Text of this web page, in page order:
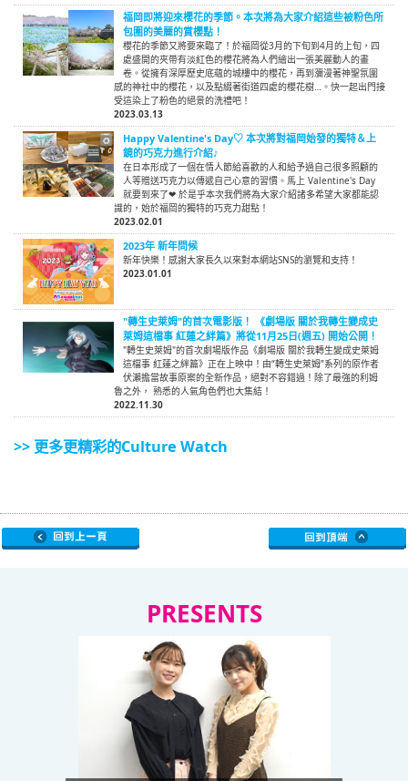
福岡即將迎來櫻花的季節。本次將為大家介紹這些被粉色所
包圍的美麗的賞櫻點！
櫻花的季節又將要來臨了！於福岡從3月的下旬到4月的上旬，四
處盛開的夾帶有淡紅色的櫻花將為人們繪出一張美麗動人的畫
卷。從擁有深厚歷史底蘊的城樓中的櫻花，再到瀰漫著神聖氛圍
感的神社中的櫻花，以及點綴著街道四處的櫻花樹…。快一起出門接
受這染上了粉色的絕景的洗禮吧！
2023.03.13
Happy Valentine's Day♡ 本次將對福岡始發的獨特＆上
鏡的巧克力進行介紹♪
在日本形成了一個在情人節給喜歡的人和給予過自己很多照顧的
人等贈送巧克力以傳遞自己心意的習慣。馬上 Valentine's Day
就要到來了❤ 於是乎本次我們將為大家介紹諸多希望大家都能認
識的，始於福岡的獨特的巧克力甜點！
2023.02.01
2023年 新年問候
新年快樂！感謝大家長久以來對本網站SNS的瀏覽和支持！
2023.01.01
"轉生史萊姆"的首次電影版！ 《劇場版 關於我轉生變成史
萊姆這檔事 紅蓮之絆篇》將從11月25日(週五) 開始公開！
"轉生史萊姆"的首次劇場版作品《劇場版 關於我轉生變成史萊姆
這檔事 紅蓮之絆篇》正在上映中！由“轉生史萊姆”系列的原作者
伏瀨擔當故事原案的全新作品，絕對不容錯過！除了最強的利姆
魯之外， 熟悉的人氣角色們也大集結！
2022.11.30
>> 更多更精彩的Culture Watch
PRESENTS